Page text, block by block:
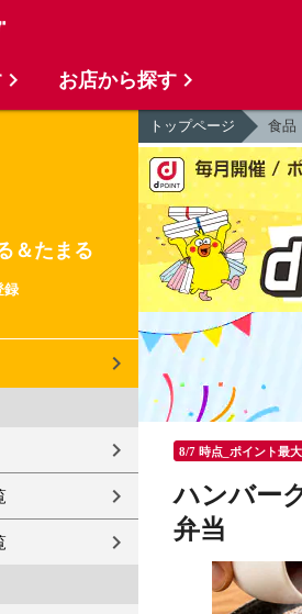
＆たまる
録
トップページ 食品
8/7 時点_ポイント最
ハンバー
弁当
お店から探す